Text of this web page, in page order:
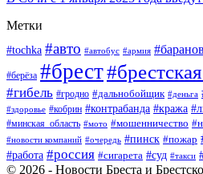
Метки
#tochka #авто #автобус #армия
#берёза #брест
#гибель #гродно #дальнобойщик #деньга
#здоровье #кобрин #контрабанда #кража
#минская_область #мото #мошенничество
#новости компаний #очередь #пинск #пожар
#работа #россия #сигарета #суд #такси
© 2026 - Новости Бреста и